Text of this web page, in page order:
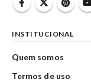
INSTITUCIONAL
Quem somos
Termos de uso